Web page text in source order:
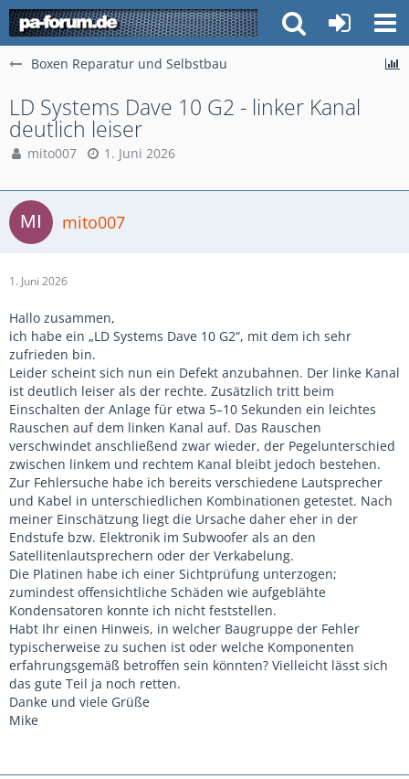
Boxen Reparatur und Selbstbau
LD Systems Dave 10 G2 - linker Kanal
deutlich leiser
mito007 1. Juni 2026
mito007
1. Juni 2026
Hallo zusammen,
ich habe ein „LD Systems Dave 10 G2“, mit dem ich sehr
zufrieden bin.
Leider scheint sich nun ein Defekt anzubahnen. Der linke Kanal
ist deutlich leiser als der rechte. Zusätzlich tritt beim
Einschalten der Anlage für etwa 5–10 Sekunden ein leichtes
Rauschen auf dem linken Kanal auf. Das Rauschen
verschwindet anschließend zwar wieder, der Pegelunterschied
zwischen linkem und rechtem Kanal bleibt jedoch bestehen.
Zur Fehlersuche habe ich bereits verschiedene Lautsprecher
und Kabel in unterschiedlichen Kombinationen getestet. Nach
meiner Einschätzung liegt die Ursache daher eher in der
Endstufe bzw. Elektronik im Subwoofer als an den
Satellitenlautsprechern oder der Verkabelung.
Die Platinen habe ich einer Sichtprüfung unterzogen;
zumindest offensichtliche Schäden wie aufgeblähte
Kondensatoren konnte ich nicht feststellen.
Habt Ihr einen Hinweis, in welcher Baugruppe der Fehler
typischerweise zu suchen ist oder welche Komponenten
erfahrungsgemäß betroffen sein könnten? Vielleicht lässt sich
das gute Teil ja noch retten.
Danke und viele Grüße
Mike